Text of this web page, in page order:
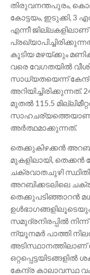
തിരുവനന്തപുരം,
കോട്ടയം, ഇടുക്കി, 3
എന്നീ
കൂടിയ മഴയ്ക്കും
വരെ വേഗതയിൽ
സാധ്യതയെന്ന്
അറിയിച്ചിരിക്കുന്നത്.
മുതൽ 115.5
സാഹചര്യത്തെയാണ്
അർത്ഥമാക്കുന്നത്.
തെക്കുകിഴക്കൻ
മുകളിലായി, തെക്കൻ
ചക്രവാതചുഴി
അറബിക്കടലിലെ
തെക്കുപടിഞ്ഞാറൻ
സമുദ്രനിരപ്പിൽ നിന്ന്
ന്യൂനമർ പാത്തി
അടിസ്ഥാനത്തിലാണ്
കേന്ദ്ര കാലാവസ്ഥ